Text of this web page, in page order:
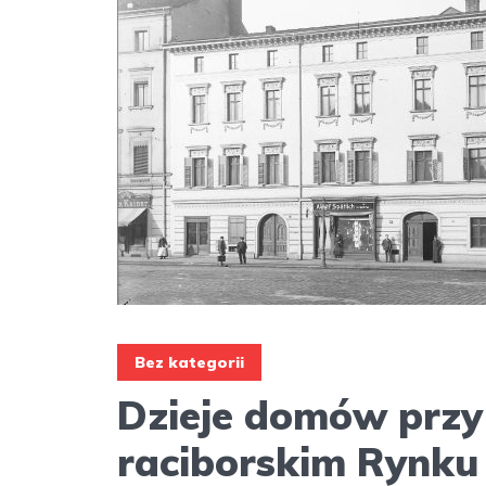
Bez kategorii
Dzieje domów przy
raciborskim Rynku